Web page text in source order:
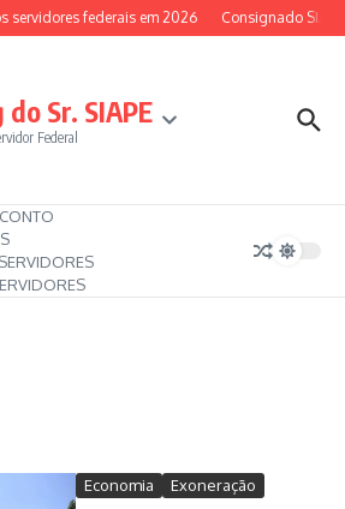
servidores federais em 2026 Consignado
do Sr. SIAPE
Federal
Economia Exoneração